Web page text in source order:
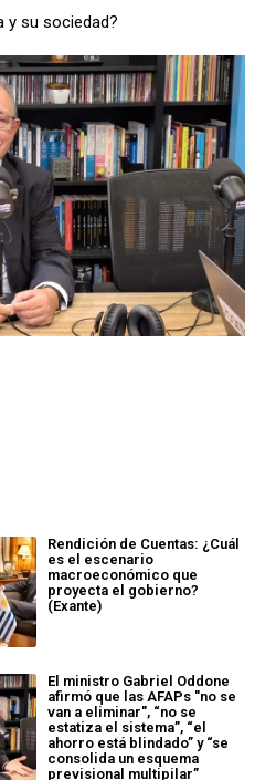
y su sociedad?
Rendición de Cuentas: ¿Cuál
es el escenario
macroeconómico que
proyecta el gobierno?
(Exante)
El ministro Gabriel Oddone
afirmó que las AFAPs "no se
van a eliminar", “no se
estatiza el sistema”, “el
ahorro está blindado” y “se
consolida un esquema
previsional multipilar”